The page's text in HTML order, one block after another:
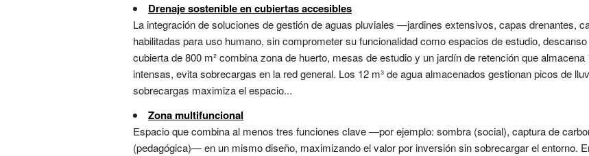
Drenaje sostenible en cubiertas accesibles
La integración de soluciones de gestión de aguas pluviales —jardines extensivos, capas drenantes,
habilitadas para uso humano, sin comprometer su funcionalidad como espacios de estudio,
cubierta de 800 m² combina zona de huerto, mesas de estudio y un jardín de retención que almacena
intensas, evita sobrecargas en la red general. Los 12 m³ de agua almacenados gestionan picos de
sobrecargas maximiza el espacio...
Zona multifuncional
Espacio que combina al menos tres funciones clave —por ejemplo: sombra (social), captura de
(pedagógica)— en un mismo diseño, maximizando el valor por inversión sin sobrecargar el entorno.